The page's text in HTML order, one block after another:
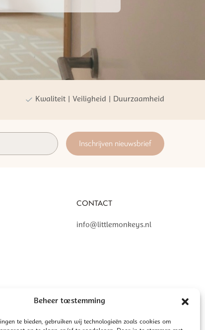
Beheer toestemming
te bieden, gebruiken wij technologieën zoals cookies om
Kwaliteit | Veiligheid | Duurzaamheid
Inschrijven nieuwsbrief
CONTACT
info@littlemonkeys.nl